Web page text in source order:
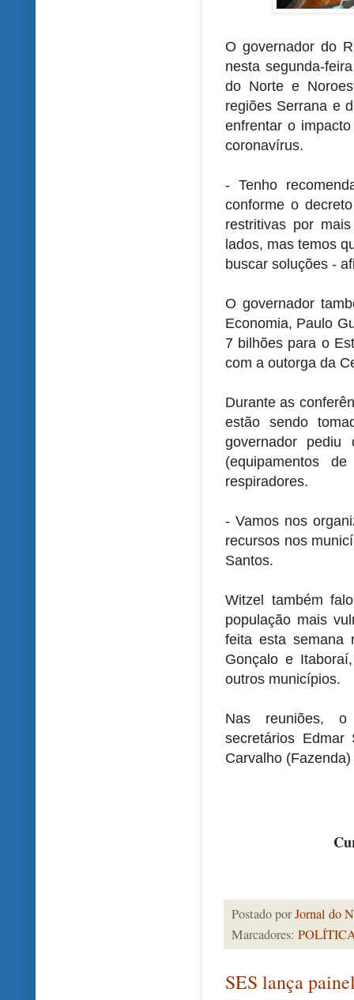
O governador do
nesta segunda-
do Norte e
regiões Serrana e
enfrentar o
coronavírus.
- Tenho
conforme o
restritivas por
lados, mas temos
buscar soluções -
O governador
Economia, Paulo
7 bilhões para o
com a outorga da
Durante as
estão sendo
governador pediu
(equipamentos
respiradores.
- Vamos nos
recursos nos
Santos.
Witzel também
população mais
feita esta semana
Gonçalo e
outros municípios.
Nas reuniões, o
secretários Edmar
Carvalho
Postado porJornal do
Marcadores:
SES lança